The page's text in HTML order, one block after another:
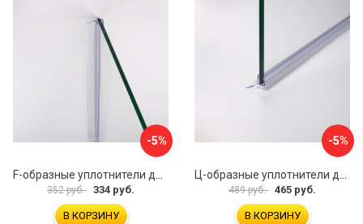
-5%
352 руб. 334 руб.
В КОРЗИНУ
-5%
489 руб. 465 руб.
В КОРЗИНУ